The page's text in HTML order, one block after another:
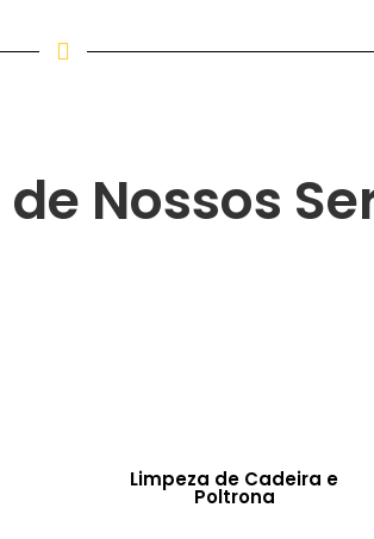
de Nossos
Limpeza de Cadeira e
Poltrona